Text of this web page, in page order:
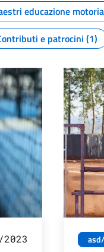
educazione motoria
e patrocini (1)